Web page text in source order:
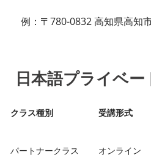
例：〒780-0832 高知県高知
日本語プライベ
クラス種別 受講形式
パートナークラス
オンライン